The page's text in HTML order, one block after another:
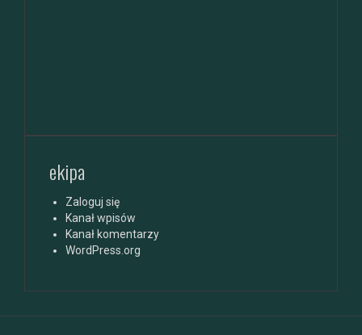
ekipa
Zaloguj się
Kanał wpisów
Kanał komentarzy
WordPress.org